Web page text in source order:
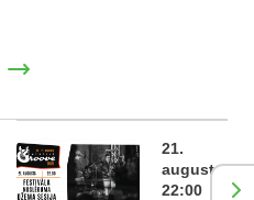
21.
augusts,
22:00